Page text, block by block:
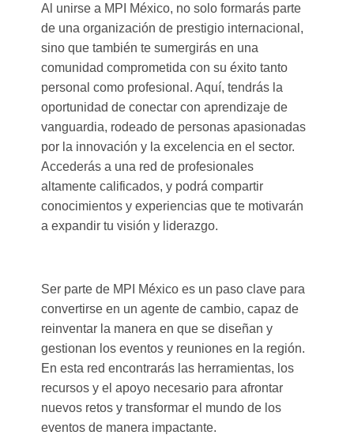
Al unirse a MPI México, no solo formarás parte
de una organización de prestigio internacional,
sino que también te sumergirás en una
comunidad comprometida con su éxito tanto
personal como profesional. Aquí, tendrás la
oportunidad de conectar con aprendizaje de
vanguardia, rodeado de personas apasionadas
por la innovación y la excelencia en el sector.
Accederás a una red de profesionales
altamente calificados, y podrá compartir
conocimientos y experiencias que te motivarán
a expandir tu visión y liderazgo.
Ser parte de MPI México es un paso clave para
convertirse en un agente de cambio, capaz de
reinventar la manera en que se diseñan y
gestionan los eventos y reuniones en la región.
En esta red encontrarás las herramientas, los
recursos y el apoyo necesario para afrontar
nuevos retos y transformar el mundo de los
eventos de manera impactante.